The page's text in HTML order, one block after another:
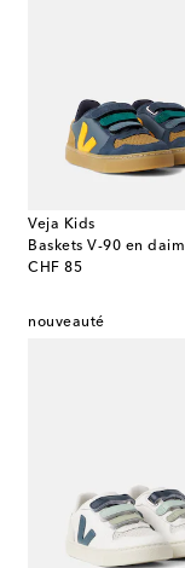
Veja Kids
Baskets V-90 en daim
CHF 85
original price
nouveauté